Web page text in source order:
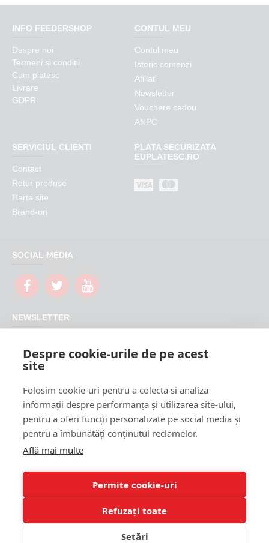
INFO FEEDERSHOP
Despre noi
Termeni si conditii
Cum platesc
Livrare
GDPR
CONTUL MEU
Contul meu
Istoric comenzi
Afiliati
Newsletter
Vouchere cadou
ANPC
SERVICIUL CLIENTI
Contact
Retur produse
Harta site
Brand-uri
PLATA SECURIZATA
EUPLATESC.RO
SOCIAL MEDIA
NEWSLETTER
FeederShop
CAPTCHA
Please complete the
captcha validation
below
Am citit si sunt de acord cuTermeni si conditii
FILTRARE PRODUSE
Despre cookie-urile de pe acest
site
Folosim cookie-uri pentru a colecta si analiza
informații despre performanța și utilizarea site-ului,
pentru a oferi funcții personalizate pe social media și
pentru a îmbunătăți conținutul reclamelor.
Află mai multe
Permite cookie-uri
Refuzați toate
Setări